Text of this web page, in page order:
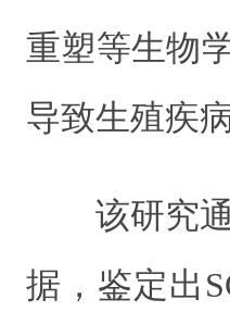
重塑等生物
导致生殖疾
该研究
据，鉴定出